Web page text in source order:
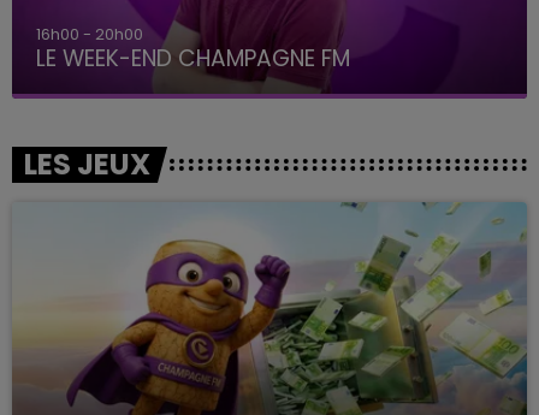
16h00 - 20h00
LE WEEK-END CHAMPAGNE FM
LES JEUX